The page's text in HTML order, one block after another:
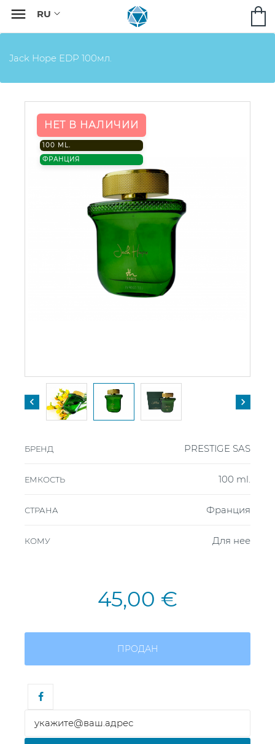

Jack Hope EDP 100мл.
НЕТ В НАЛИЧИИ
100 ML.
ФРАНЦИЯ
 
БРЕНД PRESTIGE SAS
ЕМКОСТЬ 100 ml.
СТРАНА Франция
КОМУ Для нее
45,00 €
ПРОДАН